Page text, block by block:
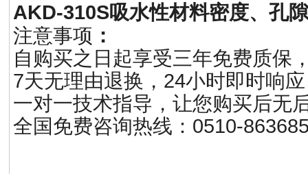
AKD-310S吸水性材料密度、孔
注意事项 ：
自购买之日起享受三年免费质保
7天无理由退换，24小时即时响
一对一技术指导，让您购买后无
全国免费咨询热线：0510-